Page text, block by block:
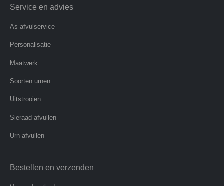
Service en advies
As-afvulservice
Personalisatie
Maatwerk
Soorten urnen
Uitstrooien
Sieraad afvullen
Urn afvullen
Bestellen en verzenden